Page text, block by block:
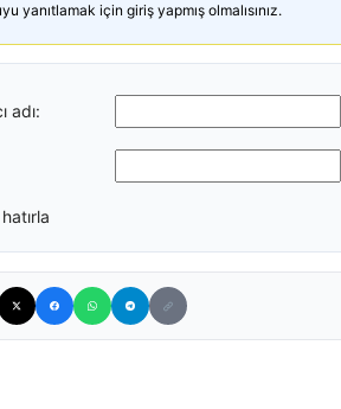
yanıtlamak için giriş yapmış olmalısınız.
adı: